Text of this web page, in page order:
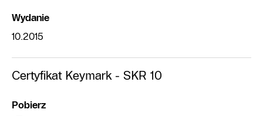
Wydanie
10.2015
Certyfikat Keymark - SKR 10
Pobierz